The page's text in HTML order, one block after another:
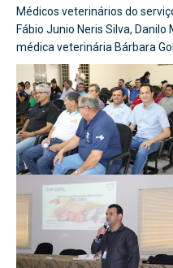
Médicos veterinários do
Fábio Junio Neris Silva,
médica veterinária Bárbara